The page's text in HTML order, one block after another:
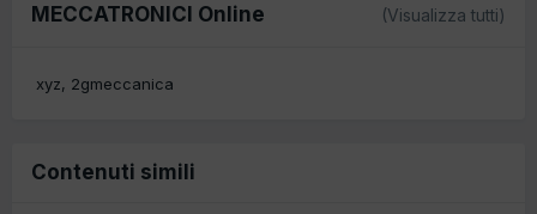
MECCATRONICI Online (Visualizza tutti)
xyz 2gmeccanica
Contenuti simili